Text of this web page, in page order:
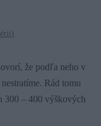
)
že podľa neho v
Rád tomu
300 – 400 výškových